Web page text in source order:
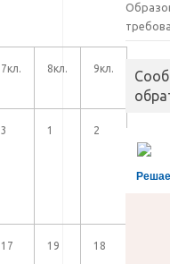
7кл. 8кл. 9кл.
3 1 2
17 19 18